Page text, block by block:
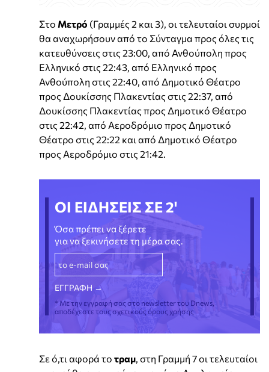
Στο Μετρό (Γραμμές 2 και 3), οι τελευταίοι συρμοί
θα αναχωρήσουν από το Σύνταγμα προς όλες τις
κατευθύνσεις στις 23:00, από Ανθούπολη προς
Ελληνικό στις 22:43, από Ελληνικό προς
Ανθούπολη στις 22:40, από Δημοτικό Θέατρο
προς Δουκίσσης Πλακεντίας στις 22:37, από
Δουκίσσης Πλακεντίας προς Δημοτικό Θέατρο
στις 22:42, από Αεροδρόμιο προς Δημοτικό
Θέατρο στις 22:22 και από Δημοτικό Θέατρο
προς Αεροδρόμιο στις 21:42.
ΟΙ ΕΙΔΗΣΕΙΣ ΣΕ 2'
Όσα πρέπει να ξέρετε
για να ξεκινήσετε τη μέρα σας.
* Με την εγγραφή σας στο newsletter του Dnews,
αποδέχεστε τους σχετικούς όρους χρήσης
Σε ό,τι αφορά το τραμ , στη Γραμμή 7 οι τελευταίοι